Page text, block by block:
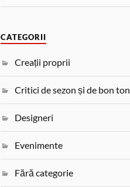
CATEGORII
Creații proprii
Critici de sezon și de bon ton
Designeri
Evenimente
Fără categorie